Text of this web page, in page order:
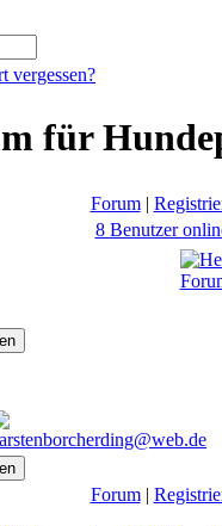
vergessen?
für
Forum|
8 Benutzer
Forum|